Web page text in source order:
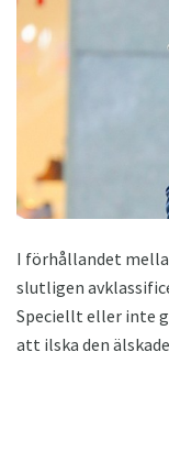
I förhållandet
slutligen
Speciellt eller inte
att ilska den